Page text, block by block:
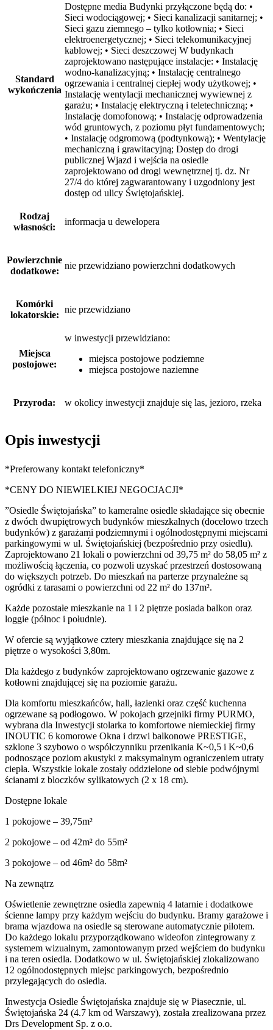
Standard
wykończenia
Dostępne media Budynki przyłączone będą do: •
Sieci wodociągowej; • Sieci kanalizacji sanitarnej; •
Sieci gazu ziemnego – tylko kotłownia; • Sieci
elektroenergetycznej; • Sieci telekomunikacyjnej
kablowej; • Sieci deszczowej W budynkach
zaprojektowano następujące instalacje: • Instalację
wodno-kanalizacyjną; • Instalację centralnego
ogrzewania i centralnej ciepłej wody użytkowej; •
Instalację wentylacji mechanicznej wywiewnej z
garażu; • Instalację elektryczną i teletechniczną; •
Instalację domofonową; • Instalację odprowadzenia
wód gruntowych, z poziomu płyt fundamentowych;
• Instalację odgromową (podtynkową); • Wentylację
mechaniczną i grawitacyjną; Dostęp do drogi
publicznej Wjazd i wejścia na osiedle
zaprojektowano od drogi wewnętrznej tj. dz. Nr
27/4 do której zagwarantowany i uzgodniony jest
dostęp od ulicy Świętojańskiej.
Rodzaj
własności:
informacja u dewelopera
Powierzchnie
dodatkowe:
nie przewidziano powierzchni dodatkowych
Komórki
lokatorskie:
nie przewidziano
Miejsca
postojowe:
w inwestycji przewidziano:
miejsca postojowe podziemne
miejsca postojowe naziemne
Przyroda: w okolicy inwestycji znajduje się las, jezioro, rzeka
Opis inwestycji
*Preferowany kontakt telefoniczny*
*CENY DO NIEWIELKIEJ NEGOCJACJI*
”Osiedle Świętojańska” to kameralne osiedle składające się obecnie
z dwóch dwupiętrowych budynków mieszkalnych (docelowo trzech
budynków) z garażami podziemnymi i ogólnodostępnymi miejscami
parkingowymi w ul. Świętojańskiej (bezpośrednio przy osiedlu).
Zaprojektowano 21 lokali o powierzchni od 39,75 m² do 58,05 m² z
możliwością łączenia, co pozwoli uzyskać przestrzeń dostosowaną
do większych potrzeb. Do mieszkań na parterze przynależne są
ogródki z tarasami o powierzchni od 22 m² do 137m².
Każde pozostałe mieszkanie na 1 i 2 piętrze posiada balkon oraz
loggie (północ i południe).
W ofercie są wyjątkowe cztery mieszkania znajdujące się na 2
piętrze o wysokości 3,80m.
Dla każdego z budynków zaprojektowano ogrzewanie gazowe z
kotłowni znajdującej się na poziomie garażu.
Dla komfortu mieszkańców, hall, łazienki oraz część kuchenna
ogrzewane są podłogowo. W pokojach grzejniki firmy PURMO,
wybrana dla Inwestycji stolarka to komfortowe niemieckiej firmy
INOUTIC 6 komorowe Okna i drzwi balkonowe PRESTIGE,
szklone 3 szybowo o współczynniku przenikania K~0,5 i K~0,6
podnoszące poziom akustyki z maksymalnym ograniczeniem utraty
ciepła. Wszystkie lokale zostały oddzielone od siebie podwójnymi
ścianami z bloczków sylikatowych (2 x 18 cm).
Dostępne lokale
1 pokojowe – 39,75m²
2 pokojowe – od 42m² do 55m²
3 pokojowe – od 46m² do 58m²
Na zewnątrz
Oświetlenie zewnętrzne osiedla zapewnią 4 latarnie i dodatkowe
ścienne lampy przy każdym wejściu do budynku. Bramy garażowe i
brama wjazdowa na osiedle są sterowane automatycznie pilotem.
Do każdego lokalu przyporządkowano wideofon zintegrowany z
systemem wizualnym, zamontowanym przed wejściem do budynku
i na teren osiedla. Dodatkowo w ul. Świętojańskiej zlokalizowano
12 ogólnodostępnych miejsc parkingowych, bezpośrednio
przylegających do osiedla.
Inwestycja Osiedle Świętojańska znajduje się w Piasecznie, ul.
Świętojańska 24 (4.7 km od Warszawy), została zrealizowana przez
Drs Development Sp. z o.o.